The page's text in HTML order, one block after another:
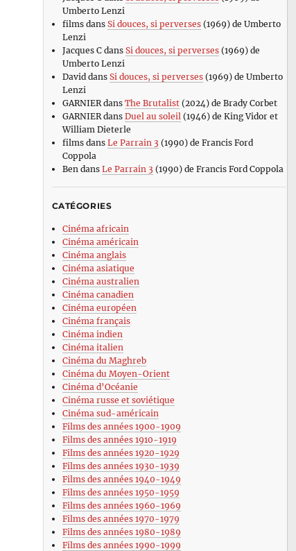
Umberto Lenzi
filmsdans Si douces, si perverses(1969) de Umberto
Lenzi
Jacques Cdans Si douces, si perverses(1969) de
Umberto Lenzi
David dans Si douces, si perverses(1969) de Umberto
Lenzi
GARNIERdans The Brutalist(2024) de Brady Corbet
GARNIERdans Duel au soleil (1946) de King Vidor et
William Dieterle
filmsdans Le Parrain 3 (1990) de Francis Ford
Coppola
Ben dans Le Parrain 3 (1990) de Francis Ford Coppola
CATÉGORIES
Cinéma africain
Cinéma américain
Cinéma anglais
Cinéma asiatique
Cinéma australien
Cinéma canadien
Cinéma européen
Cinéma français
Cinéma indien
Cinéma italien
Cinéma du Maghreb
Cinéma du Moyen-Orient
Cinéma d’Océanie
Cinéma russe et soviétique
Cinéma sud-américain
Films des années 1900-1909
Films des années 1910-1919
Films des années 1920-1929
Films des années 1930-1939
Films des années 1940-1949
Films des années 1950-1959
Films des années 1960-1969
Films des années 1970-1979
Films des années 1980-1989
Films des années 1990-1999